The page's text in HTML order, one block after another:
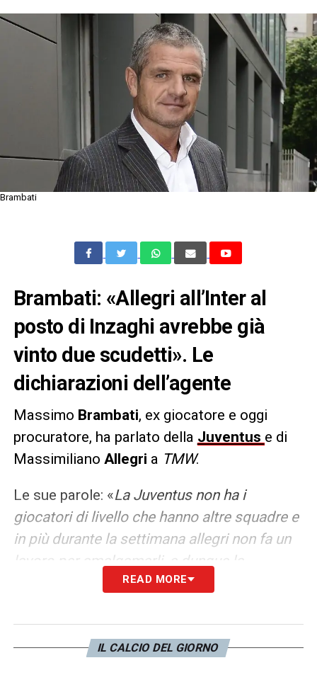
Brambati
Brambati: «Allegri all’Inter al
posto di Inzaghi avrebbe già
vinto due scudetti». Le
dichiarazioni dell’agente
Massimo Brambati, ex giocatore e oggi
procuratore, ha parlato della Juventus e di
Massimiliano Allegri a TMW.
Le sue parole: «La Juventus non ha i
giocatori di livello che hanno altre squadre e
in più durante la settimana allegri non fa un
lavoro per amalgamarli, e dunque la
mancanza di coppe non aiuta, è inutile.
già vinto due scudetti, ma in un gruppo non
superiore non incide perché non allena,
READ MORE
IL CALCIO DEL GIORNO